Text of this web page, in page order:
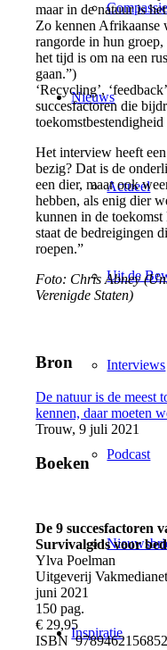
Nieuws
Actueel
Uit de
Interviews
Podcast
Inspiratie
maar in de natuur is
Zo kennen Afrikaanse
rangorde in hun groep,
het tijd is om na een
gaan.”)
‘Recycling’,
succesfactoren die
Het interview heeft
bezig? Dat is de
een dier, maar ook
hebben, als enig dier
kunnen in de
staat de bedreigingen
roepen.”
Foto: Chris Abney
Verenigde Staten)
Bron
De natuur is de meest
kennen, daar moeten
Trouw, 9 juli 2021
Boeken
De 9 succesfactoren
Survivalgids voor
Ylva Poelman
Uitgeverij Vakmedianet
juni 2021
150 pag.
€ 29,95
ISBN 9789462156852